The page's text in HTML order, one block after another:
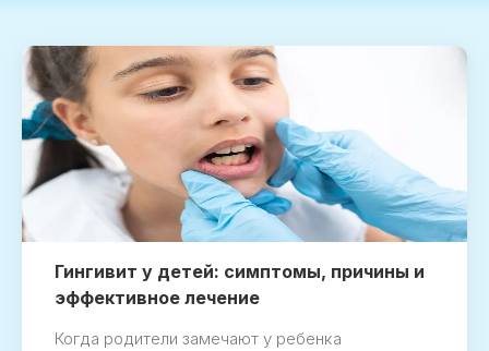
Гингивит у детей: симптомы, причины и
эффективное лечение
Когда родители замечают у ребенка